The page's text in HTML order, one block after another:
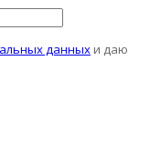
данных и даю